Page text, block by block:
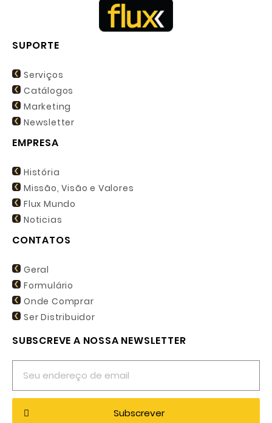
SUPORTE
Serviços
Catálogos
Marketing
Newsletter
EMPRESA
História
Missão, Visão e Valores
Flux Mundo
Noticias
CONTATOS
Geral
Formulário
Onde Comprar
Ser Distribuidor
SUBSCREVE A NOSSA NEWSLETTER
Subscrever